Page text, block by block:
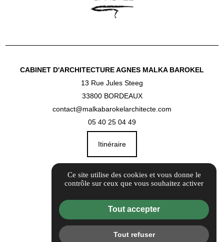
CABINET D'ARCHITECTURE AGNES MALKA BAROKEL
13 Rue Jules Steeg
33800 BORDEAUX
contact@malkabarokelarchitecte.com
05 40 25 04 49
Itinéraire
Guide Local
Informations complémentaires
Politique de confidentialité
Gestion des cookies
Ce site utilise des cookies et vous donne le
contrôle sur ceux que vous souhaitez activer
Tout accepter
Tout refuser